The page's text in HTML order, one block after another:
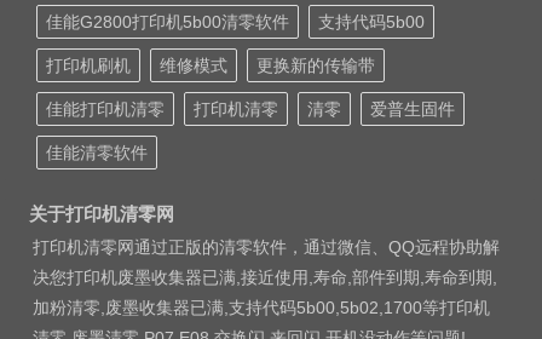
佳能G2800打印机5b00清零软件 支持代码5b00
打印机刷机 维修模式 更换新的传输带
佳能打印机清零 打印机清零 清零 爱普生固件
佳能清零软件
关于打印机清零网
打印机清零网通过正版的清零软件，通过微信、QQ远程协助解
决您打印机废墨收集器已满,接近使用,寿命,部件到期,寿命到期,
加粉清零,废墨收集器已满,支持代码5b00,5b02,1700等打印机